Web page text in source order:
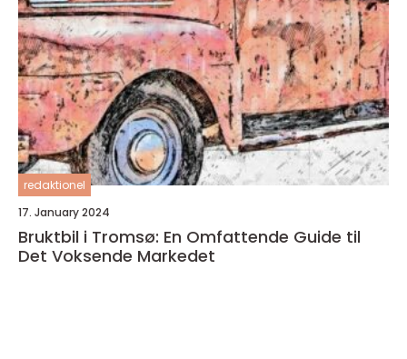
redaktionel
17. January 2024
Bruktbil i Tromsø: En Omfattende Guide til
Det Voksende Markedet